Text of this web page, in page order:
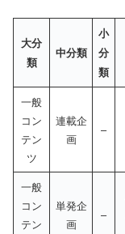
大分
類
中分類
小
分
類
一般
コン
テン
ツ
連載企
画
–
一般
コン
テン
単発企
画
–